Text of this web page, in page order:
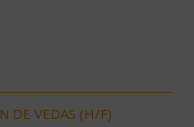
DE VEDAS (H/F)